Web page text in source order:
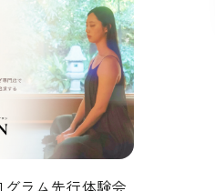
る方、冷え
にリフレッシュしたい方にお
、冬に向けて整える大切な季
てくれる時間となりますよう
ラム先行体験会